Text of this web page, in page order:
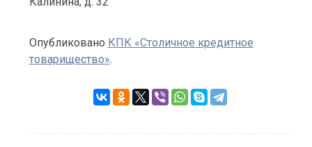
Опубликовано КПК «Столичное кредитное
товарищество».